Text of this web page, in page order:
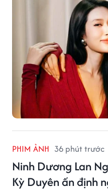
PHIM ẢNH 36 phút trước
Ninh Dương Lan
Kỳ Duyên ấn định